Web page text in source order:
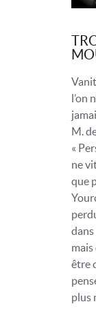
TROP VIEUX POUR
l’on
M.
«
ne
que
dans
être
plus